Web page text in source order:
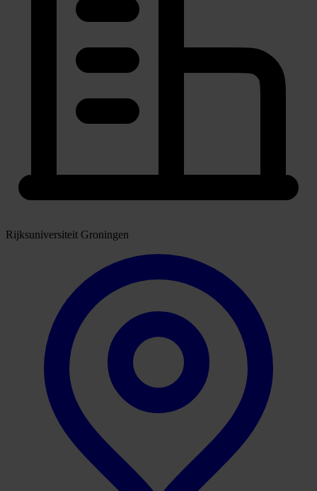
Rijksuniversiteit Groningen